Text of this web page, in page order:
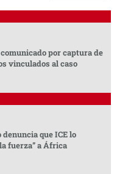
por captura de
vinculados al caso
que ICE lo
fuerza” a África